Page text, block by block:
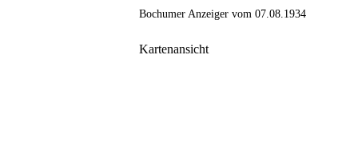
Bochumer Anzeiger vom 07.08.1934
Kartenansicht